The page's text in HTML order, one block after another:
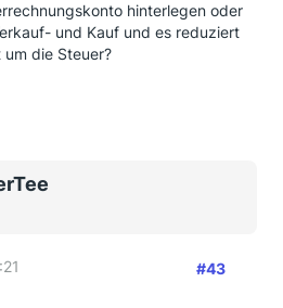
hinterlegen oder
und Kauf und es reduziert
die Steuer?
#43